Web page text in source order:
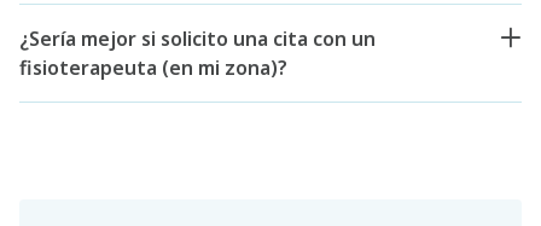
¿Sería mejor si solicito una cita con un
fisioterapeuta (en mi zona)?